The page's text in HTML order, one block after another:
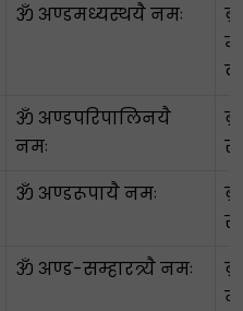
ॐ अण्डमध्यस्थयै नमः
में
ॐ अण्डपरिपालिनयै
नमः
ॐ अण्डरूपायै नमः
ॐ अण्ड-सम्हारत्र्यै नमः